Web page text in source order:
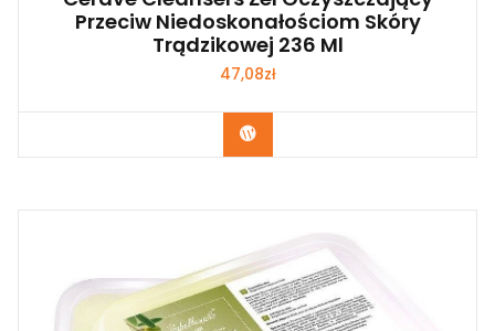
Przeciw Niedoskonałościom Skóry
Trądzikowej 236 Ml
47,08zł
Zobacz